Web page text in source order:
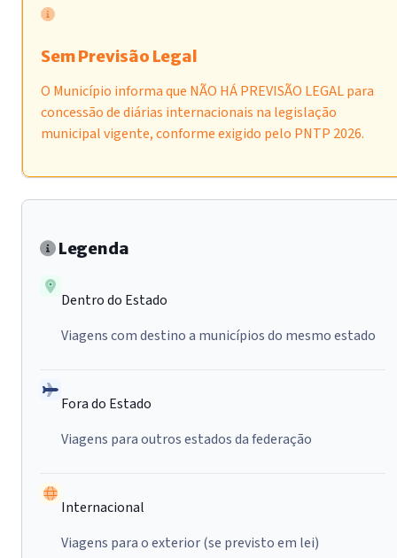
Sem Previsão Legal
O Município informa que NÃO HÁ PREVISÃO LEGAL para
concessão de diárias internacionais na legislação
municipal vigente, conforme exigido pelo PNTP 2026.
Legenda
Dentro do Estado
Viagens com destino a municípios do mesmo estado
Fora do Estado
Viagens para outros estados da federação
Internacional
Viagens para o exterior (se previsto em lei)